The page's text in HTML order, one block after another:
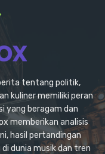
tentang politik,
kuliner memiliki peran
yang beragam dan
memberikan analisis
hasil pertandingan
dunia musik dan tren